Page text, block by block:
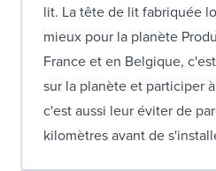
lit. La tête de lit fabriquée
mieux pour la planète
France et en Belgique,
sur la planète et participer
c'est aussi leur éviter de
kilomètres avant de